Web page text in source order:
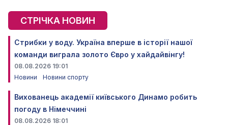
СТРІЧКА НОВИН
Стрибки у воду. Україна вперше в історії нашої
команди виграла золото Євро у хайдайвінгу!
08.08.2026 19:01
Новини
Новини спорту
Вихованець академії київського Динамо робить
погоду в Німеччині
08.08.2026 18:01